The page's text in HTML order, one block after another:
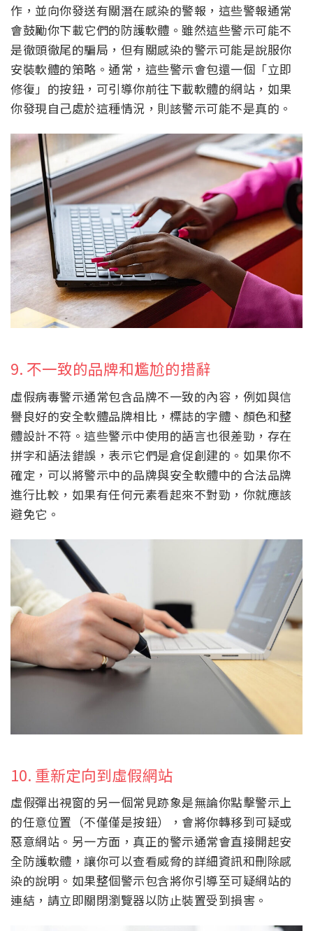
作，並向你發送有關潛在感染的警報，這些警報通常
會鼓勵你下載它們的防護軟體。雖然這些警示可能不
是徹頭徹尾的騙局，但有關感染的警示可能是說服你
安裝軟體的策略。通常，這些警示會包還一個「立即
修復」的按鈕，可引導你前往下載軟體的網站，如果
你發現自己處於這種情況，則該警示可能不是真的。
9. 不一致的品牌和尷尬的措辭
虛假病毒警示通常包含品牌不一致的內容，例如與信
譽良好的安全軟體品牌相比，標誌的字體、顏色和整
體設計不符。這些警示中使用的語言也很差勁，存在
拼字和語法錯誤，表示它們是倉促創建的。如果你不
確定，可以將警示中的品牌與安全軟體中的合法品牌
進行比較，如果有任何元素看起來不對勁，你就應該
避免它。
10. 重新定向到虛假網站
虛假彈出視窗的另一個常見跡象是無論你點擊警示上
的任意位置（不僅僅是按鈕），會將你轉移到可疑或
惡意網站。另一方面，真正的警示通常會直接開起安
全防護軟體，讓你可以查看威脅的詳細資訊和刪除感
染的說明。如果整個警示包含將你引導至可疑網站的
連結，請立即關閉瀏覽器以防止裝置受到損害。